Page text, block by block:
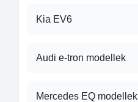
Kia EV6
Audi e-tron modellek
Mercedes EQ modellek